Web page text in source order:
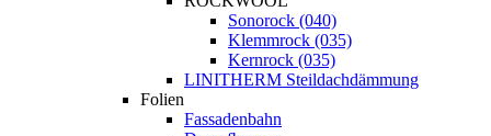
Sonorock (040)
Klemmrock (035)
Kernrock (035)
LINITHERM Steildachdämmung
Folien
Fassadenbahn